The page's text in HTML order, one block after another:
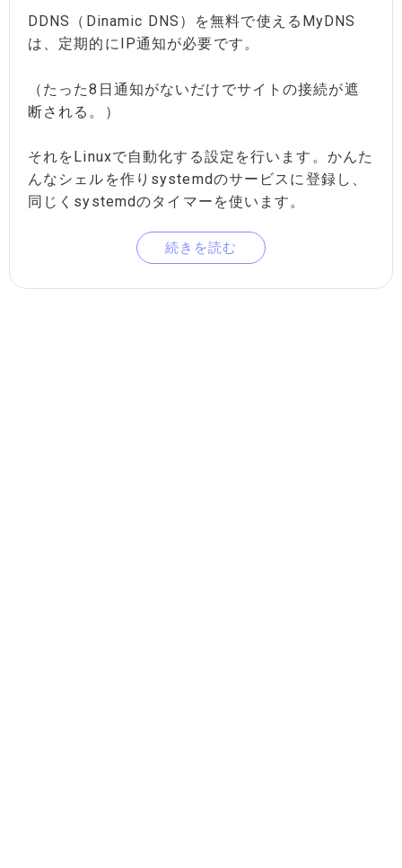
DDNS（Dinamic DNS）を無料で使えるMyDNS
は、定期的にIP通知が必要です。
（たった8日通知がないだけでサイトの接続が遮
断される。）
それをLinuxで自動化する設定を行います。かんた
んなシェルを作りsystemdのサービスに登録し、
同じくsystemdのタイマーを使います。
続きを読む